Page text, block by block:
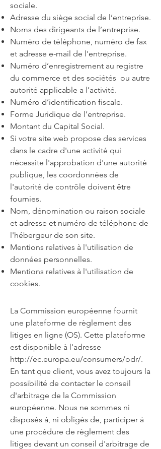
sociale.
Adresse du siège social de l’entreprise.
Noms des dirigeants de l’entreprise.
Numéro de téléphone, numéro de fax
et adresse e-mail de l'entreprise.
Numéro d’enregistrement au registre
du commerce et des sociétés ou autre
autorité applicable a l’activité.
Numéro d’identification fiscale.
Forme Juridique de l’entreprise.
Montant du Capital Social.
Si votre site web propose des services
dans le cadre d'une activité qui
nécessite l'approbation d'une autorité
publique, les coordonnées de
l'autorité de contrôle doivent être
fournies. ​​​
Nom, dénomination ou raison sociale
et adresse et numéro de téléphone de
l'hébergeur de son site.
Mentions relatives à l'utilisation de
données personnelles.
Mentions relatives à l'utilisation de
cookies.
La Commission européenne fournit
une plateforme de règlement des
litiges en ligne (OS). Cette plateforme
est disponible à l'adresse
http://ec.europa.eu/consumers/odr/.
En tant que client, vous avez toujours la
possibilité de contacter le conseil
d'arbitrage de la Commission
européenne. Nous ne sommes ni
disposés à, ni obligés de, participer à
une procédure de règlement des
litiges devant un conseil d'arbitrage de